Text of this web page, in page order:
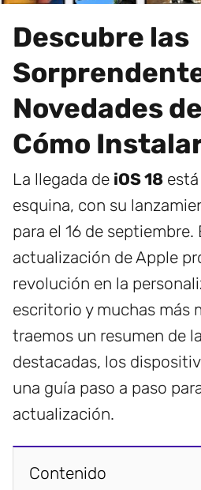
Descubre las
Novedades
Cómo
La llegada de iOS 18
esquina, con su
para el 16 de
actualización de Apple
revolución en la
escritorio y muchas más
traemos un resumen de
destacadas, los
una guía paso a paso
actualización.
Contenido